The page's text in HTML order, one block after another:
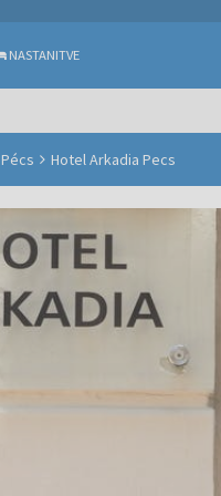
NASTANITVE
Pécs Hotel Arkadia Pecs